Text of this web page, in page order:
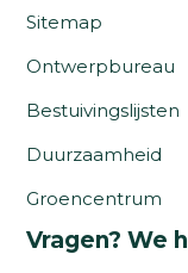
Sitemap
Ontwerpbureau
Bestuivingslijsten
Duurzaamheid
Groencentrum
Vragen? We